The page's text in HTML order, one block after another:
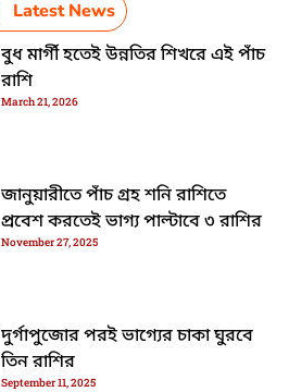
Latest News
বুধ মার্গী হতেই উন্নতির শিখরে এই পাঁচ
রাশি
March 21, 2026
জানুয়ারীতে পাঁচ গ্রহ শনি রাশিতে
প্রবেশ করতেই ভাগ্য পাল্টাবে ৩ রাশির
November 27, 2025
দুর্গাপুজোর পরই ভাগ্যের চাকা ঘুরবে
তিন রাশির
September 11, 2025